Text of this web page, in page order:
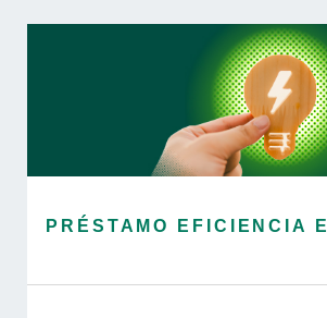
PRÉSTAMO EFICIENCIA